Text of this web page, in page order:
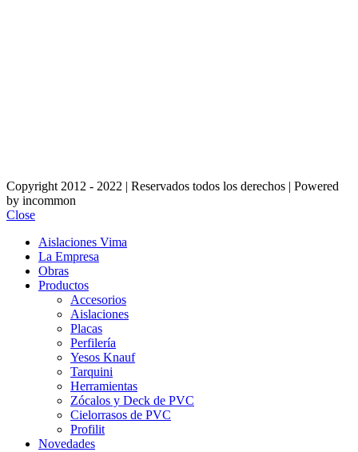
Copyright 2012 - 2022 | Reservados todos los derechos | Powered
by incommon
Close
Aislaciones Vima
La Empresa
Obras
Productos
Accesorios
Aislaciones
Placas
Perfilería
Yesos Knauf
Tarquini
Herramientas
Zócalos y Deck de PVC
Cielorrasos de PVC
Profilit
Novedades